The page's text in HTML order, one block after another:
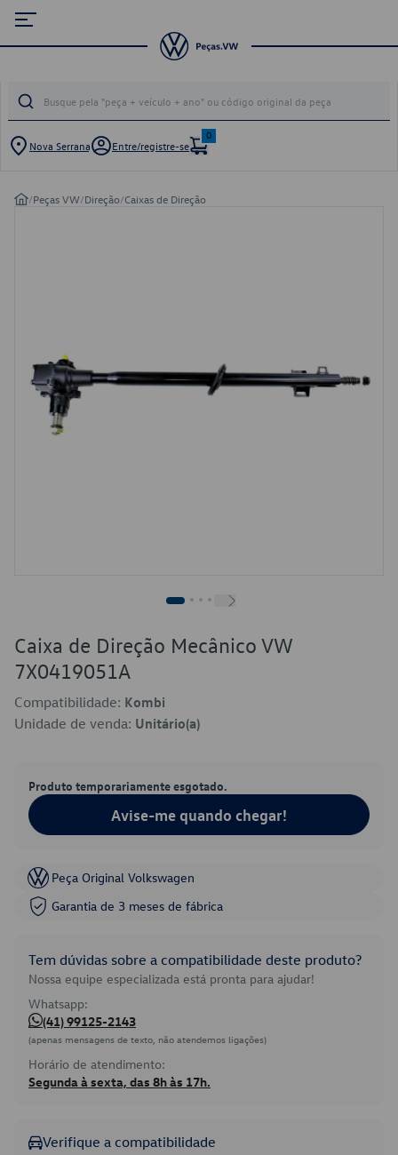
Nova Serrana Entre/registre-se
0
/Peças VW/Direção/Caixas de Direção
Caixa de Direção Mecânico VW
7X0419051A
Compatibilidade: Kombi
Unidade de venda: Unitário(a)
Produto temporariamente esgotado.
Avise-me quando chegar!
Peça Original Volkswagen
Garantia de 3 meses de fábrica
Tem dúvidas sobre a compatibilidade deste produto?
Nossa equipe especializada está pronta para ajudar!
Whatsapp:
(41) 99125-2143
(apenas mensagens de texto, não atendemos ligações)
Horário de atendimento:
Segunda à sexta, das 8h às 17h.
Verifique a compatibilidade